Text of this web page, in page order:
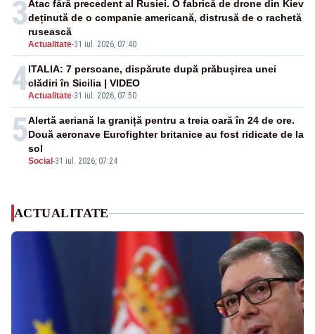
3
Actualitate-31 iul. 2026, 07:40
Atac fără precedent al Rusiei. O fabrică de drone din Kiev
deținută de o companie americană, distrusă de o rachetă
rusească
4Actualitate-31 iul. 2026, 07:50
ITALIA: 7 persoane, dispărute după prăbușirea unei
clădiri în Sicilia | VIDEO
5
Social -31 iul. 2026, 07:24
Alertă aeriană la graniță pentru a treia oară în 24 de ore.
Două aeronave Eurofighter britanice au fost ridicate de la
sol
ACTUALITATE